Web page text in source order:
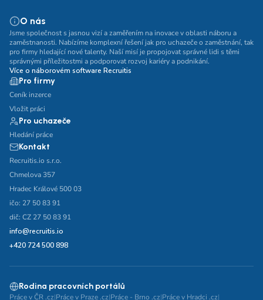
O nás
Jsme společnost s jasnou vizí a zaměřením na inovace v oblasti náboru a
zaměstnanosti. Nabízíme komplexní řešení jak pro uchazeče o zaměstnání, tak
pro firmy hledající nové talenty. Naší misí je propojovat správné lidi s těmi
správnými příležitostmi a podporovat rozvoj kariéry a podnikání.
Více o náborovém software Recruitis
Pro firmy
Ceník inzerce
Vložit práci
Pro uchazeče
Hledání práce
Kontakt
Recruitis.io s.r.o.
Chmelova 357
Hradec Králové 500 03
ičo: 27 50 83 91
dič: CZ 27 50 83 91
info@recruitis.io
+420 724 500 898
Rodina pracovních portálů
Práce v ČR .cz|Práce v Praze .cz|Práce - Brno .cz|Práce v Hradci .cz|